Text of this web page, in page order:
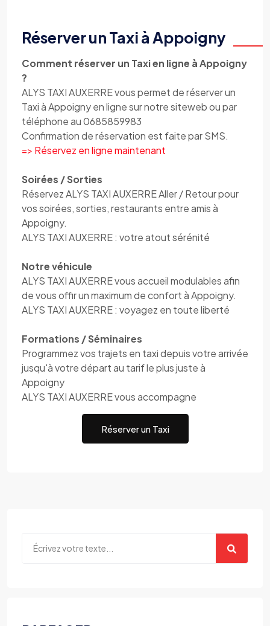
Réserver un Taxi à Appoigny
Comment réserver un Taxi en ligne à Appoigny
?
ALYS TAXI AUXERRE vous permet de réserver un
Taxi à Appoigny en ligne sur notre siteweb ou par
téléphone au 0685859983
Confirmation de réservation est faite par SMS.
=> Réservez en ligne maintenant
Soirées / Sorties
Réservez ALYS TAXI AUXERRE Aller / Retour pour
vos soirées, sorties, restaurants entre amis à
Appoigny.
ALYS TAXI AUXERRE : votre atout sérénité
Notre véhicule
ALYS TAXI AUXERRE vous accueil modulables afin
de vous offir un maximum de confort à Appoigny.
ALYS TAXI AUXERRE : voyagez en toute liberté
Formations / Séminaires
Programmez vos trajets en taxi depuis votre arrivée
jusqu'à votre départ au tarif le plus juste à
Appoigny
ALYS TAXI AUXERRE vous accompagne
Réserver un Taxi